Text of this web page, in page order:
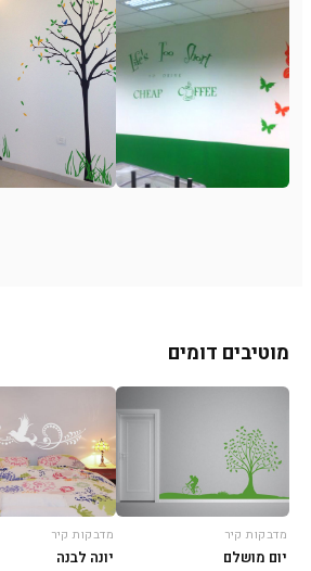
מוטיבים דומים
מדבקות קיר
יום מושלם
מדבקות קיר
יונה לבנה